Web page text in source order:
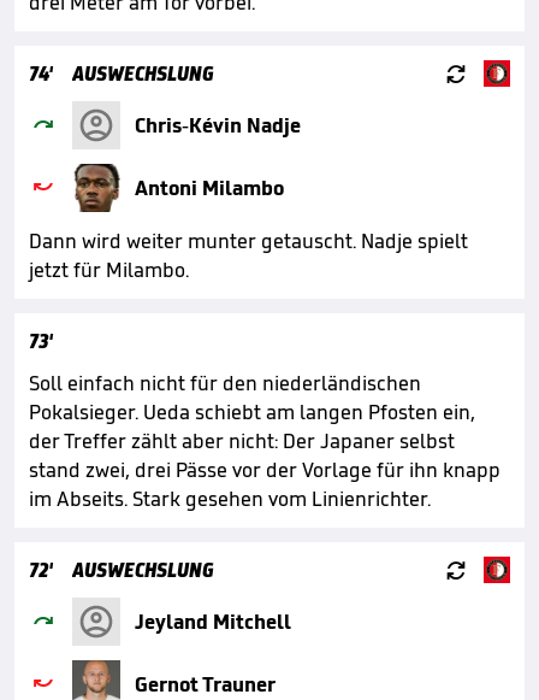
74' AUSWECHSLUNG 
 Chris-Kévin Nadje

Antoni Milambo
Dann wird weiter munter getauscht. Nadje spielt
jetzt für Milambo.
73'
Soll einfach nicht für den niederländischen
Pokalsieger. Ueda schiebt am langen Pfosten ein,
der Treffer zählt aber nicht: Der Japaner selbst
stand zwei, drei Pässe vor der Vorlage für ihn knapp
im Abseits. Stark gesehen vom Linienrichter.
72' AUSWECHSLUNG 
 Jeyland Mitchell

Gernot Trauner